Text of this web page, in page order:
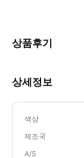
상품후기
상세정보
색상
제조국
A/S